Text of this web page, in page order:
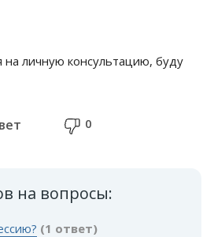
на личную консультацию, буду
0
на вопросы:
(1 ответ)